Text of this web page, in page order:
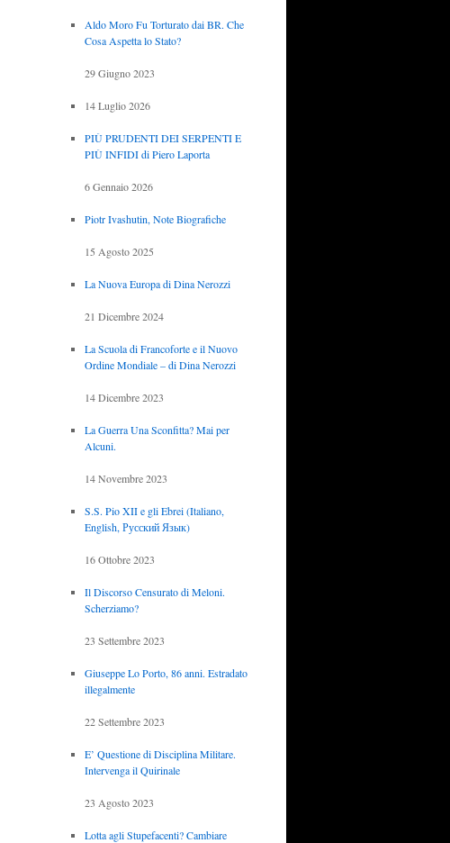
Aldo Moro Fu Torturato dai BR. Che
Cosa Aspetta lo Stato?
29 Giugno 2023
14 Luglio 2026
PIÙ PRUDENTI DEI SERPENTI E
PIÙ INFIDI di Piero Laporta
6 Gennaio 2026
Piotr Ivashutin, Note Biografiche
15 Agosto 2025
La Nuova Europa di Dina Nerozzi
21 Dicembre 2024
La Scuola di Francoforte e il Nuovo
Ordine Mondiale – di Dina Nerozzi
14 Dicembre 2023
La Guerra Una Sconfitta? Mai per
Alcuni.
14 Novembre 2023
S.S. Pio XII e gli Ebrei (Italiano,
English, Русский Язык)
16 Ottobre 2023
Il Discorso Censurato di Meloni.
Scherziamo?
23 Settembre 2023
Giuseppe Lo Porto, 86 anni. Estradato
illegalmente
22 Settembre 2023
E’ Questione di Disciplina Militare.
Intervenga il Quirinale
23 Agosto 2023
Lotta agli Stupefacenti? Cambiare